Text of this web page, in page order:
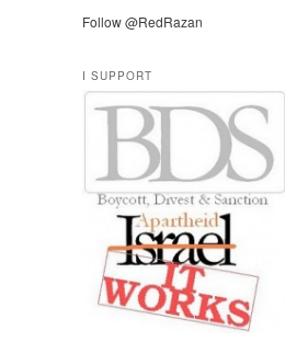
Follow @RedRazan
I SUPPORT